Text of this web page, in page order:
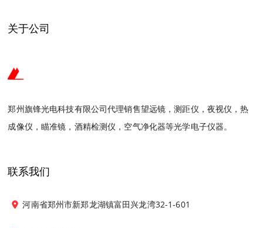
关于公司
郑州旗锋光电科技有限公司代理销售望远镜，测距仪，夜视仪，热
成像仪，瞄准镜，酒精检测仪，空气净化器等光学电子仪器。
联系我们
河南省郑州市新郑龙湖镇富田兴龙湾32-1-601